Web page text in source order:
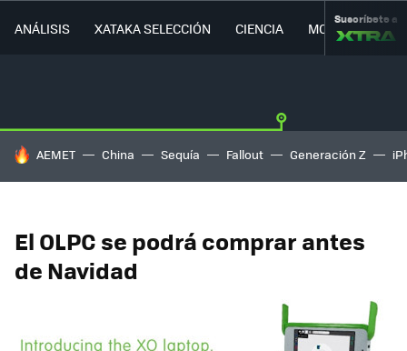
ANÁLISIS XATAKA SELECCIÓN CIENCIA MOVILIDAD
Suscríbete a
HOY SE HABLA DE
AEMET China Sequía Fallout Generación Z
El OLPC se podrá comprar antes
de Navidad